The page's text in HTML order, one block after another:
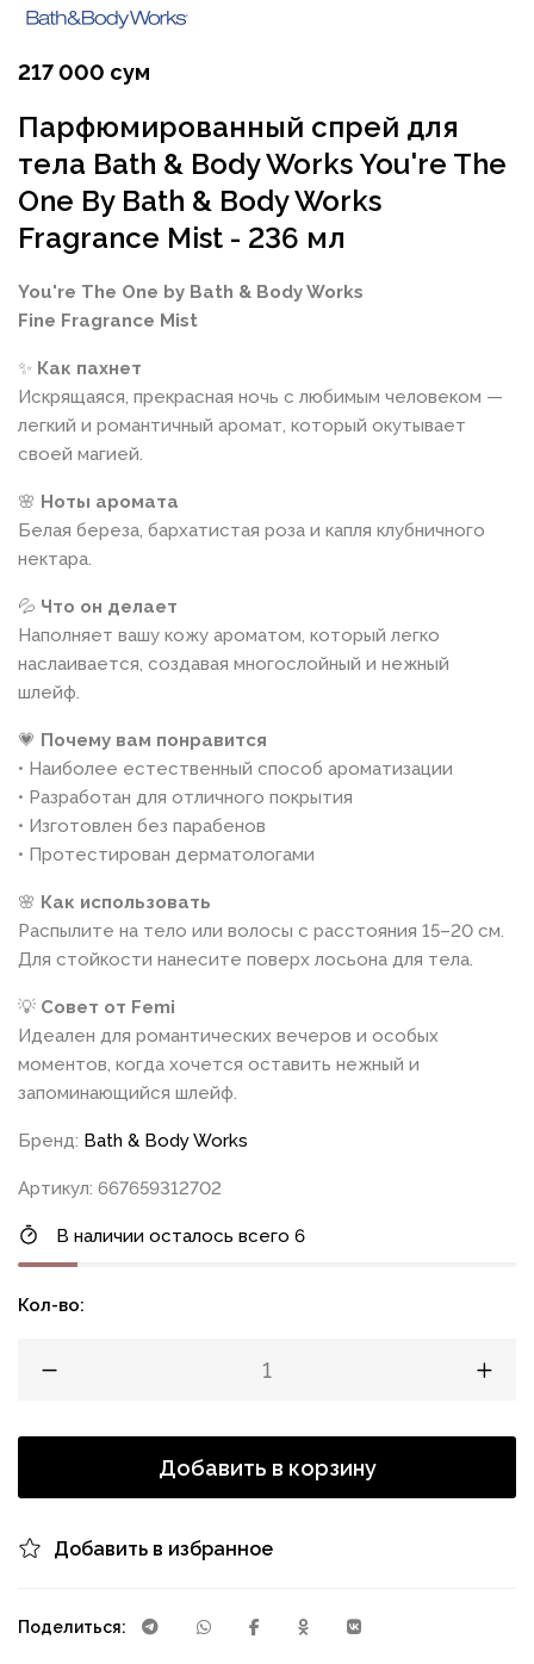
217 000 сум
Парфюмированный спрей для
тела Bath & Body Works You're The
One By Bath & Body Works
Fragrance Mist - 236 мл
You're The One by Bath & Body Works
Fine Fragrance Mist
✨ Как пахнет
Искрящаяся, прекрасная ночь с любимым человеком —
легкий и романтичный аромат, который окутывает
своей магией.
🌸 Ноты аромата
Белая береза, бархатистая роза и капля клубничного
нектара.
💦 Что он делает
Наполняет вашу кожу ароматом, который легко
наслаивается, создавая многослойный и нежный
шлейф.
💗 Почему вам понравится
• Наиболее естественный способ ароматизации
• Разработан для отличного покрытия
• Изготовлен без парабенов
• Протестирован дерматологами
🌸 Как использовать
Распылите на тело или волосы с расстояния 15–20 см.
Для стойкости нанесите поверх лосьона для тела.
💡 Совет от Femi
Идеален для романтических вечеров и особых
моментов, когда хочется оставить нежный и
запоминающийся шлейф.
Бренд: Bath & Body Works
Артикул: 667659312702
В наличии осталось всего 6
Кол-во:
Добавить в корзину
Добавить в избранное
Поделиться: